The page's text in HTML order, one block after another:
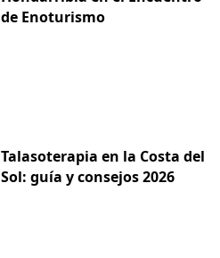
de Enoturismo
Talasoterapia en la Costa del
Sol: guía y consejos 2026